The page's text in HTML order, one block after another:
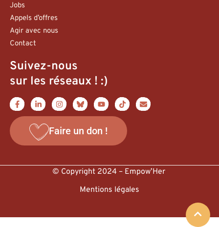
Jobs
Appels d’offres
Agir avec nous
Contact
Suivez-nous
sur les réseaux ! :)
Faire un don !
© Copyright 2024 – Empow’Her
Mentions légales